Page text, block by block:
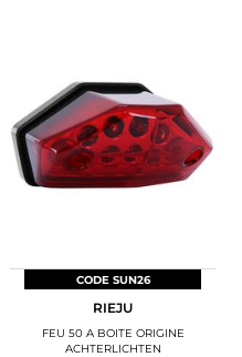
CODE SUN26
RIEJU
FEU 50 A BOITE ORIGINE
ACHTERLICHTEN